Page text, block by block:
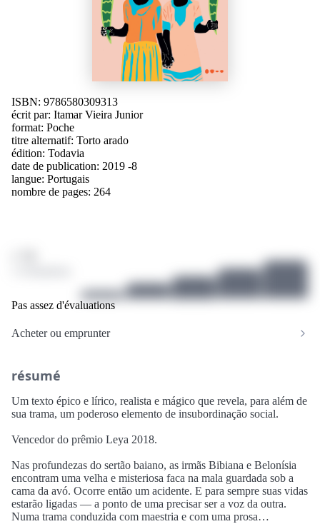
ISBN: 9786580309313
écrit par: Itamar Vieira Junior
format: Poche
titre alternatif: Torto arado
édition: Todavia
date de publication: 2019 -8
langue: Portugais
nombre de pages: 264
Pas assez d'évaluations
Acheter ou emprunter
résumé
Um texto épico e lírico, realista e mágico que revela, para além de
sua trama, um poderoso elemento de insubordinação social.
Vencedor do prêmio Leya 2018.
Nas profundezas do sertão baiano, as irmãs Bibiana e Belonísia
encontram uma velha e misteriosa faca na mala guardada sob a
cama da avó. Ocorre então um acidente. E para sempre suas vidas
estarão ligadas ― a ponto de uma precisar ser a voz da outra.
Numa trama conduzida com maestria e com uma prosa